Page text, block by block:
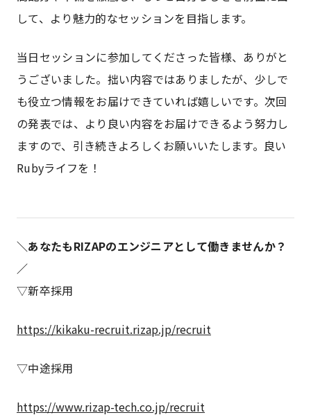
して、より魅力的なセッションを目指します。
当日セッションに参加してくださった皆様、ありがと
うございました。拙い内容ではありましたが、少しで
も役立つ情報をお届けできていれば嬉しいです。次回
の発表では、より良い内容をお届けできるよう努力し
ますので、引き続きよろしくお願いいたします。良い
Rubyライフを！
＼あなたもRIZAPのエンジニアとして働きませんか？
／
▽新卒採用
https://kikaku-recruit.rizap.jp/recruit
▽中途採用
https://www.rizap-tech.co.jp/recruit